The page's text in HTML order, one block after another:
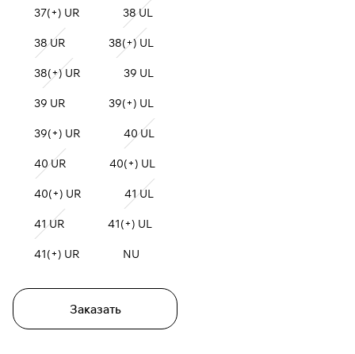
37(+) UR 38 UL
38 UR 38(+) UL
38(+) UR 39 UL
39 UR 39(+) UL
39(+) UR 40 UL
40 UR 40(+) UL
40(+) UR 41 UL
41 UR 41(+) UL
41(+) UR NU
Заказать